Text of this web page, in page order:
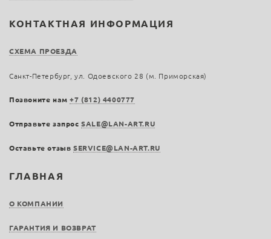
ГЛАВНАЯ
О КОМПАНИИ
ГАРАНТИЯ И ВОЗВРАТ
КОНТАКТНАЯ ИНФОРМАЦИЯ
СХЕМА ПРОЕЗДА
Санкт-Петербург, ул. Одоевского 28 (м. Приморская)
Позвоните нам+7 (812) 4400777
Отправьте запросSALE@LAN-ART.RU
Оставьте отзыв SERVICE@LAN-ART.RU